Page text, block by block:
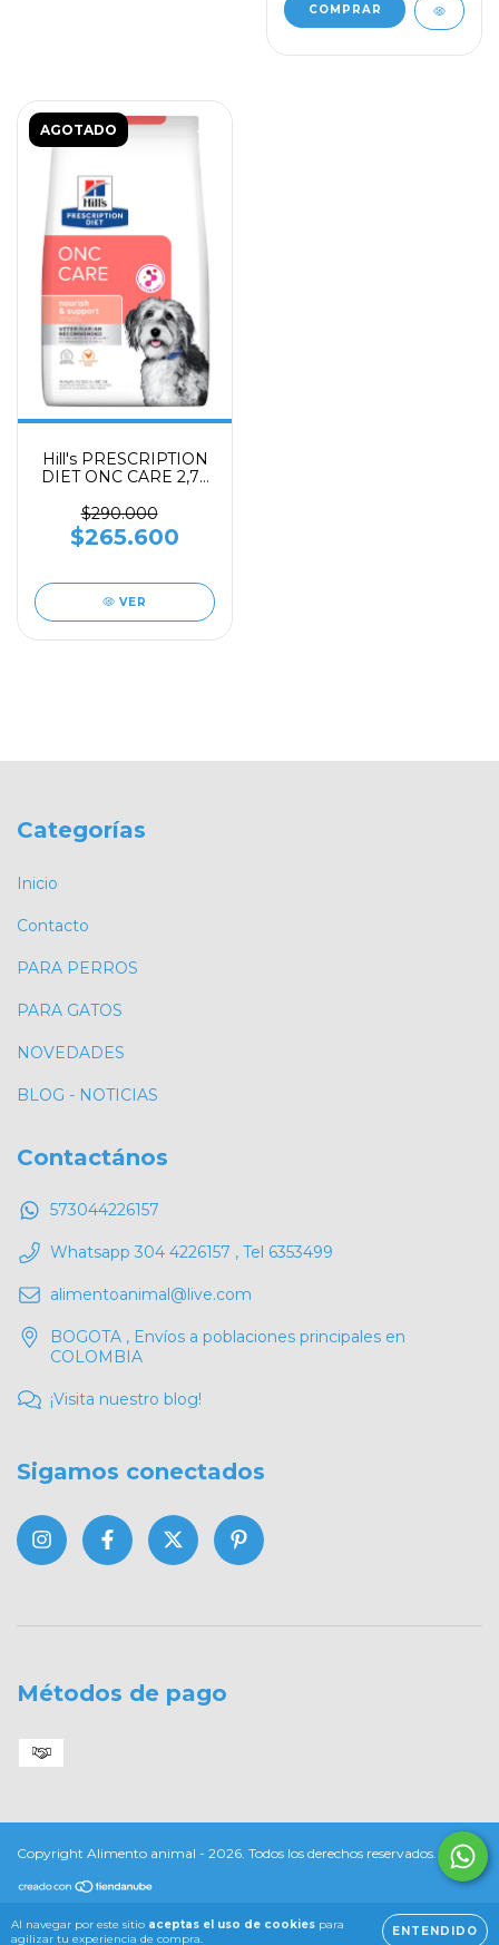
Al navegar por este sitio aceptas el uso de cookies para
agilizar tu experiencia de compra.
ENTENDIDO
AGOTADO
Hill's PRESCRIPTION
DIET ONC CARE 2,72
$290.000
$265.600
VER
Categorías
Inicio
Contacto
PARA PERROS
PARA GATOS
NOVEDADES
BLOG - NOTICIAS
Contactános
573044226157
Whatsapp 304 4226157 , Tel 6353499
alimentoanimal@live.com
BOGOTA , Envíos a poblaciones principales en
COLOMBIA
¡Visita nuestro blog!
Sigamos conectados
Métodos de pago
Copyright Alimento animal - 2026. Todos los derechos reservados.